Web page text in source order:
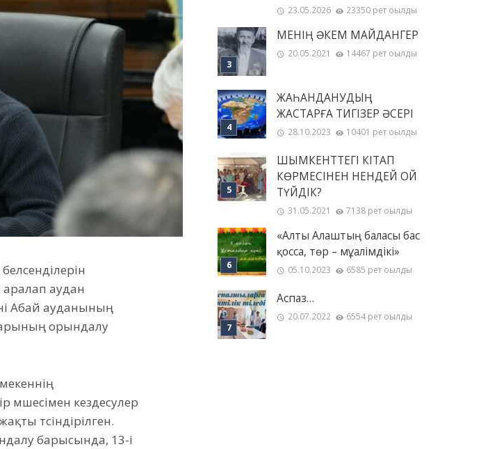
аудан
Абай ауданының
орындалу
мүшесімен кездесулер
түсіндірілген.
барысында, 13-і
23.05.2026 23350 рет оқылды
МЕНІҢ ƏКЕМ МАЙДАНГЕР
20.05.2021 14467 рет оқылды
ЖАҺАНДАНУДЫҢ
ЖАСТАРҒА ТИГІЗЕР ӘСЕРІ
28.10.2023 10401 рет оқылды
ШЫМКЕНТТЕГІ КІТАП
КӨРМЕСІНЕН НЕНДЕЙ ОЙ
ТҮЙДІК?
31.05.2021 7138 рет оқылды
«Алты Алаштың баласы бас
қосса, төр – мұғалімдікі»
05.10.2023 6585 рет оқылды
Аспаз…
20.07.2022 6554 рет оқылды